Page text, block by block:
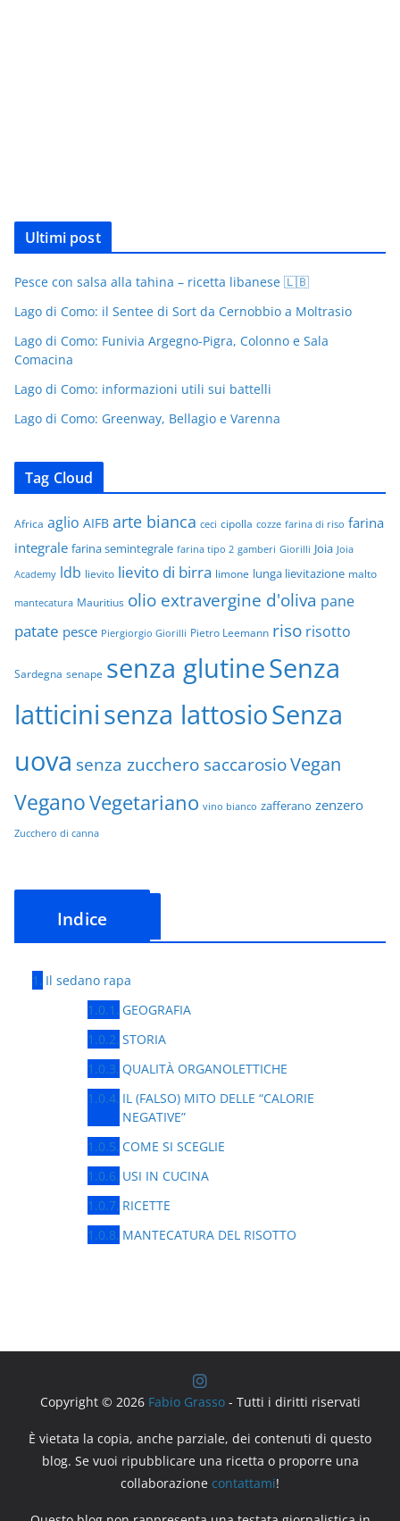
Ultimi post
Pesce con salsa alla tahina – ricetta libanese 🇱🇧
Lago di Como: il Sentee di Sort da Cernobbio a Moltrasio
Lago di Como: Funivia Argegno-Pigra, Colonno e Sala
Comacina
Lago di Como: informazioni utili sui battelli
Lago di Como: Greenway, Bellagio e Varenna
Tag Cloud
Africa aglio AIFB arte bianca ceci cipolla cozze farina di riso farina
integrale farina semintegrale farina tipo 2 gamberi Giorilli Joia Joia
Academy ldb lievito lievito di birra limone lunga lievitazione malto
mantecatura Mauritius olio extravergine d'oliva pane
patate pesce Piergiorgio Giorilli Pietro Leemann riso risotto
Sardegna senape senza glutineSenza
latticinisenza lattosioSenza
uova senza zucchero saccarosioVegan
VeganoVegetariano vino bianco zafferano zenzero
Zucchero di canna
Indice
Il sedano rapa
GEOGRAFIA
STORIA
QUALITÀ ORGANOLETTICHE
IL (FALSO) MITO DELLE “CALORIE
NEGATIVE”
COME SI SCEGLIE
USI IN CUCINA
RICETTE
MANTECATURA DEL RISOTTO
Copyright © 2026 Fabio Grasso- Tutti i diritti riservati
È vietata la copia, anche parziale, dei contenuti di questo
blog. Se vuoi ripubblicare una ricetta o proporre una
collaborazione contattami!